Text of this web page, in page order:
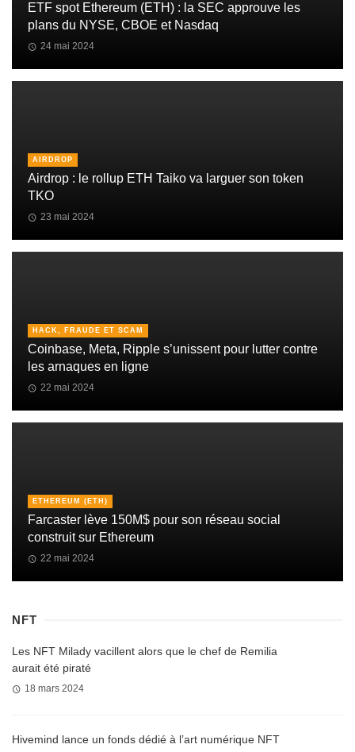
ETF spot Ethereum (ETH) : la SEC approuve les
plans du NYSE, CBOE et Nasdaq
24 mai 2024
AIRDROP
Airdrop : le rollup ETH Taiko va larguer son token
TKO
23 mai 2024
HACK, FRAUDE ET SCAM
Coinbase, Meta, Ripple s’unissent pour lutter contre
les arnaques en ligne
22 mai 2024
ETHEREUM (ETH)
Farcaster lève 150M$ pour son réseau social
construit sur Ethereum
22 mai 2024
NFT
Les NFT Milady vacillent alors que le chef de Remilia
aurait été piraté
18 mars 2024
Hivemind lance un fonds dédié à l’art numérique NFT